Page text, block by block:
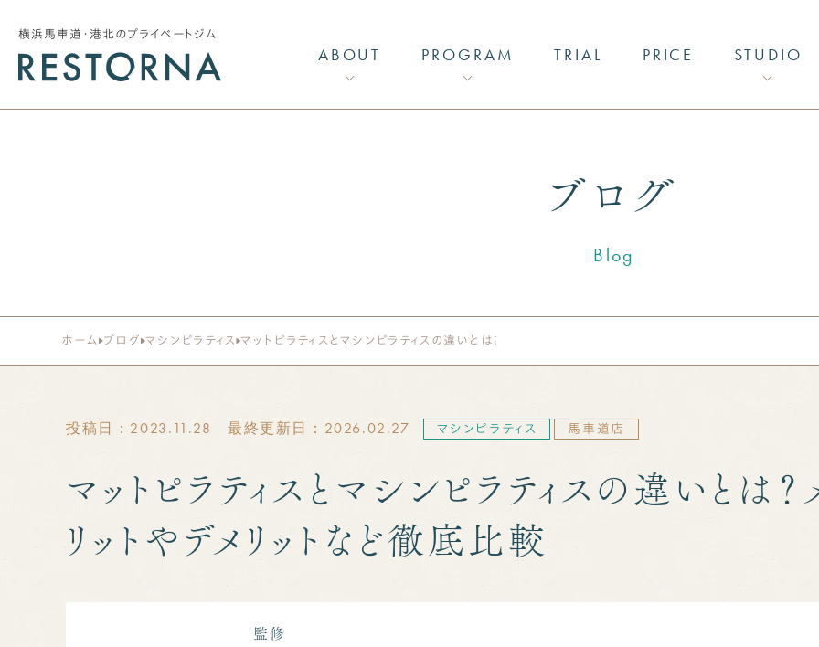
横浜馬車道・港北のプライベートジム
ABOUT PROGRAM TRIAL PRICE STUDIO
ブログ
Blog
ホーム ブログ マシンピラティス マットピラティスとマシンピラティスの違いとは？メリットやデメリットなど徹底比較
投稿日：2023.11.28 最終更新日：2026.02.27 マシンピラティス 馬車道店
マットピラティスとマシンピラティスの違いとは？
リットやデメリットなど徹底比較
監修